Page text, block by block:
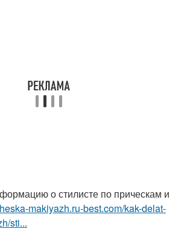
о стилисте по прическам и
makiyazh.ru-best.com/kak-delat-
sti...